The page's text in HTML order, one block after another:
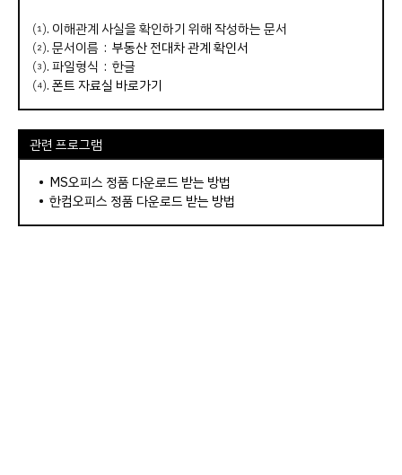
⑴. 이해관계 사실을 확인하기 위해 작성하는 문서
⑵. 문서이름 : 부동산 전대차 관계 확인서
⑶. 파일형식 : 한글
⑷.폰트 자료실 바로가기
관련 프로그램
• MS오피스 정품 다운로드 받는 방법
• 한컴오피스 정품 다운로드 받는 방법